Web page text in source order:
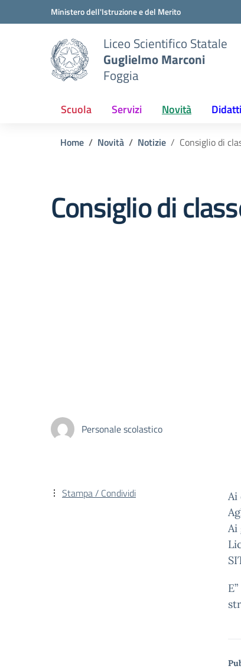
Vai ai contenuti
Vai al menu di navigazioneMinistero dell'Istruzione e del Merito
Liceo Scientifico Statale
Guglielmo Marconi
Foggia
Scuola Servizi Novità
Home Novità Notizie Consiglio di
Consiglio di
Personale scolastico
Ai
Ai
Stampa / Condividi